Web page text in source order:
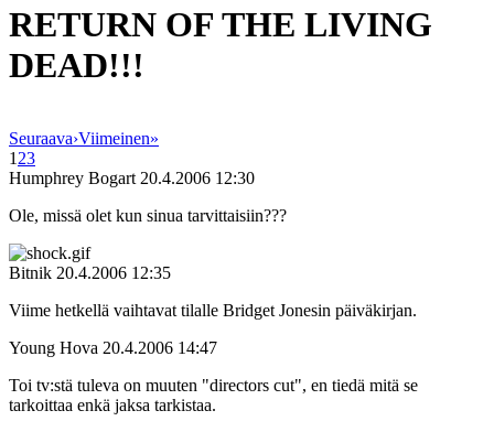
RETURN OF THE LIVING
DEAD!!!
Seuraava›Viimeinen»
1 23
Humphrey Bogart 20.4.2006 12:30
Ole, missä olet kun sinua tarvittaisiin???
Bitnik 20.4.2006 12:35
Viime hetkellä vaihtavat tilalle Bridget Jonesin päiväkirjan.
Young Hova 20.4.2006 14:47
Toi tv:stä tuleva on muuten "directors cut", en tiedä mitä se
tarkoittaa enkä jaksa tarkistaa.